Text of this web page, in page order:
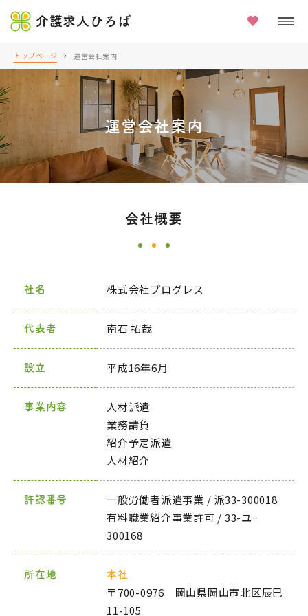
介護求人ひろば
トップページ 運営会社案内
運営会社案内
会社概要
社名 株式会社プログレス
代表者 南石 拓哉
設立 平成16年6月
事業内容
人材派遣
業務請負
紹介予定派遣
人材紹介
許認番号
一般労働者派遣事業 / 派33-300018
有料職業紹介事業許可 / 33-ユｰ
300168
所在地 本社
〒700-0976 岡山県岡山市北区辰巳
11-105